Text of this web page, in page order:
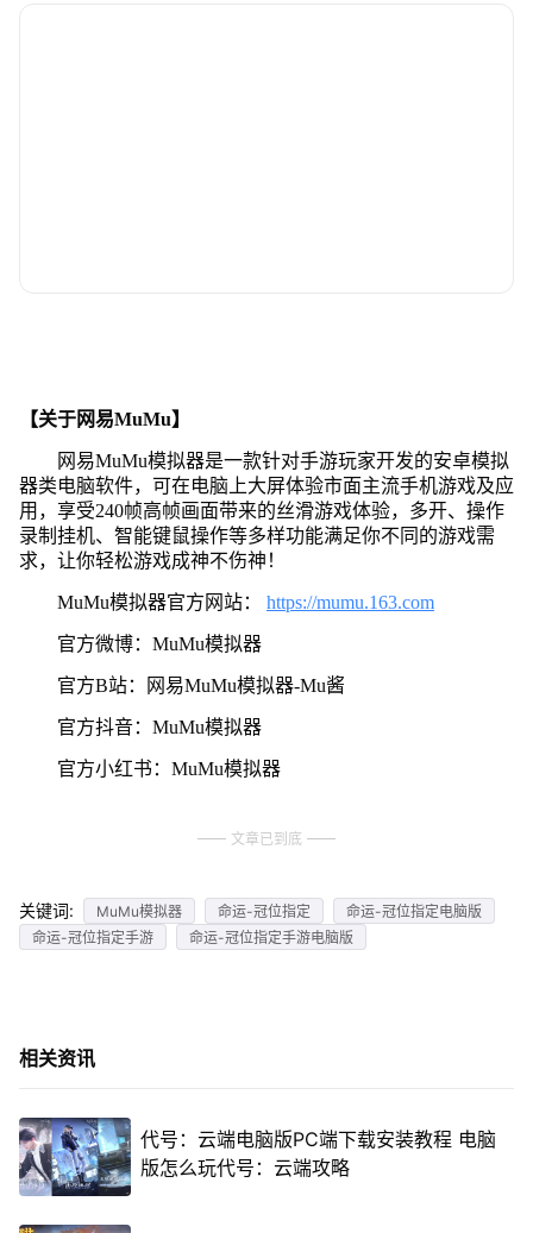
【关于网易MuMu】
网易MuMu模拟器是一款针对手游玩家开发的安卓模拟
器类电脑软件，可在电脑上大屏体验市面主流手机游戏及应
用，享受240帧高帧画面带来的丝滑游戏体验，多开、操作
录制挂机、智能键鼠操作等多样功能满足你不同的游戏需
求，让你轻松游戏成神不伤神！
MuMu模拟器官方网站： https://mumu.163.com
官方微博：MuMu模拟器
官方B站：网易MuMu模拟器-Mu酱
官方抖音：MuMu模拟器
官方小红书：MuMu模拟器
文章已到底
关键词: MuMu模拟器 命运-冠位指定
命运-冠位指定电脑版
命运-冠位指定手游
命运-冠位指定手游电脑版
相关资讯
代号：云端电脑版PC端下载安装教程 电脑
版怎么玩代号：云端攻略